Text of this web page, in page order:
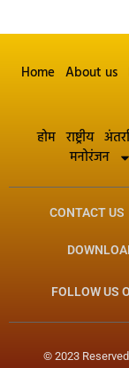
Home About us
होम राष्ट्रीय
मनोरंजन
CONTACT US
FOLLOW US
© 2023